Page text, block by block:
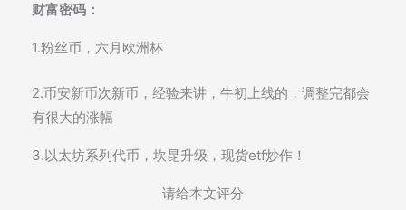
财富密码：
1.粉丝币，六月欧洲杯
2.币安新币次新币，经验来讲，牛初上线的，调整完都会
有很大的涨幅
3.以太坊系列代币，坎昆升级，现货etf炒作！
请给本文评分